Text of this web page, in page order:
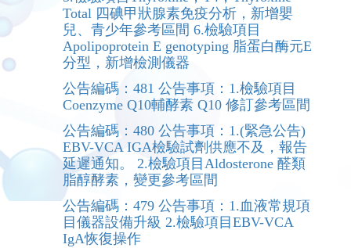
Total 四碘甲狀腺素免疫分析，新增嬰
兒、青少年參考區間 6.檢驗項目
Apolipoprotein E genotyping 脂蛋白酶元E
分型，新增檢測儀器
公告編碼：481 公告事項：1.檢驗項目
Coenzyme Q10輔酵素 Q10 修訂參考區間
公告編碼：480 公告事項：1.(緊急公告)
EBV-VCA IGA檢驗試劑供應不及，報告
延遲通知。 2.檢驗項目Aldosterone 醛類
脂醇酵素，變更參考區間
公告編碼：479 公告事項：1.血液常規項
目儀器設備升級 2.檢驗項目EBV-VCA
IgA恢復操作